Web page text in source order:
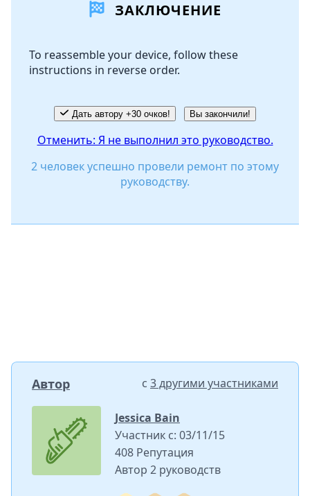
Добавить комментарий
Отмена Оставить комментарий
ЗАКЛЮЧЕНИЕ
To reassemble your device, follow these
instructions in reverse order.
Дать автору +30 очков! Вы закончили!
Отменить: Я не выполнил это руководство.
2 человек успешно провели ремонт по этому
руководству.
Автор с 3 другими участниками
Jessica Bain
Участник с: 03/11/15
408 Репутация
Автор 2 руководств